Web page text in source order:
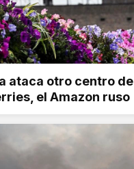
ataca otro centro de
el Amazon ruso